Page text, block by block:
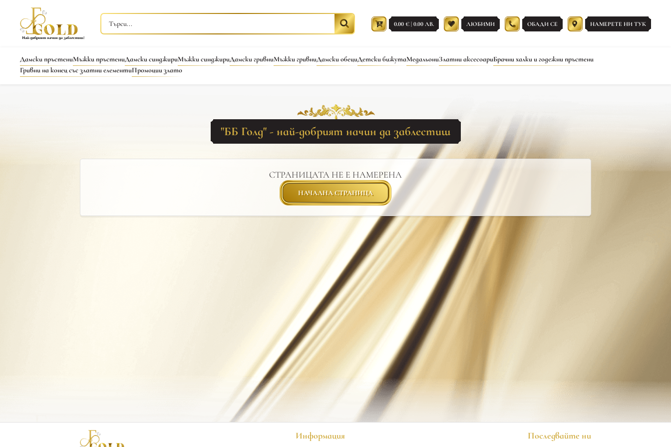
0.00 € | 0.00 ЛВ. ЛЮБИМИ ОБАДИ СЕ НАМЕРЕТЕ НИ ТУК
Дамски пръстениМъжки пръстениДамски синджириМъжки синджириДамски гривниМъжки гривниДамски обециДетски бижутаМедальониЗлатни аксесоариБрачни халки и годежни пръстени
Гривни на конец със златни елементиПромоции злато
"ББ Голд" - най-добрият начин да заблестиш
СТРАНИЦАТА НЕ Е НАМЕРЕНА
НАЧАЛНА СТРАНИЦА
Информация Последвайте ни